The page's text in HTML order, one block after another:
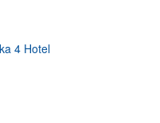
4 Hotel